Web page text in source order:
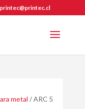
printec@printec.cl
metal / ARC 5